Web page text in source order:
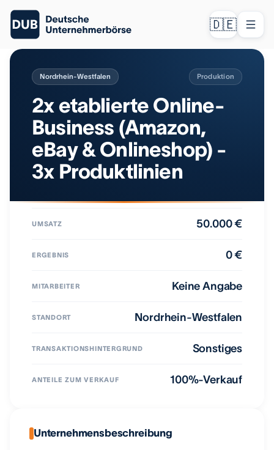
🇩🇪
Nordrhein-Westfalen Produktion
2x etablierte Online-
Business (Amazon,
eBay & Onlineshop) -
3x Produktlinien
UMSATZ 50.000 €
ERGEBNIS 0 €
MITARBEITER Keine Angabe
STANDORT Nordrhein-Westfalen
TRANSAKTIONSHINTERGRUND Sonstiges
ANTEILE ZUM VERKAUF 100%-Verkauf
Unternehmensbeschreibung